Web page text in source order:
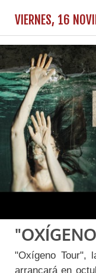
VIERNES, 16
"Oxígeno Tour",
arrancará en